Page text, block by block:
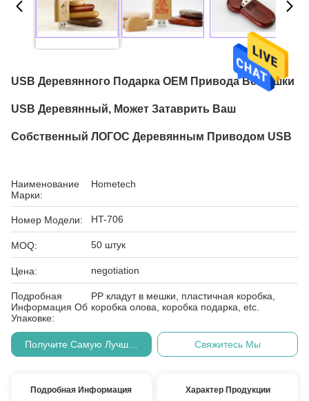
USB Деревянного Подарка OEM Привода Вспышки
USB Деревянный, Может Затаврить Ваш
Собственный ЛОГОС Деревянным Приводом USB
Наименование
Марки:
Hometech
Номер Модели: HT-706
MOQ: 50 штук
Цена: negotiation
Подробная
Информация Об
Упаковке:
PP кладут в мешки, пластичная коробка,
коробка олова, коробка подарка, etc.
Получите Самую Лучшую Цену Свяжитесь Мы
Подробная Информация Характер Продукции